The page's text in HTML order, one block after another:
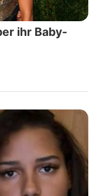
ihr Baby-